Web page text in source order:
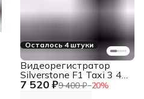
Осталось 4 штуки
7 520 ₽9 400 ₽−20%
Видеорегистратор
Silverstone F1 Taxi 3 4K
черный 2160x3840